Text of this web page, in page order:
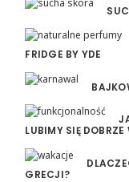
FRIDGE BY YDE
LUBIMY SIĘ DOBRZE
GRECJI?